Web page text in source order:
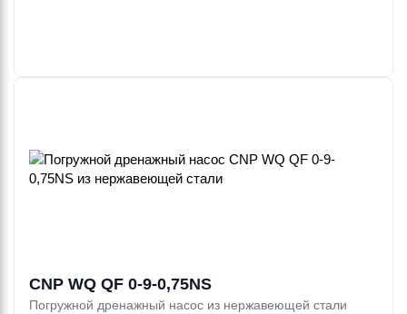
CNP WQ QF 0-9-0,75NS
Погружной дренажный насос из нержавеющей стали